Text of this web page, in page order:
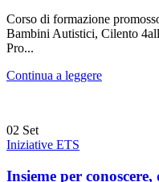
Corso di formazione
Bambini Autistici, Cilento
Pro...
Continua a leggere
02 Set
Iniziative ETS
Insieme per